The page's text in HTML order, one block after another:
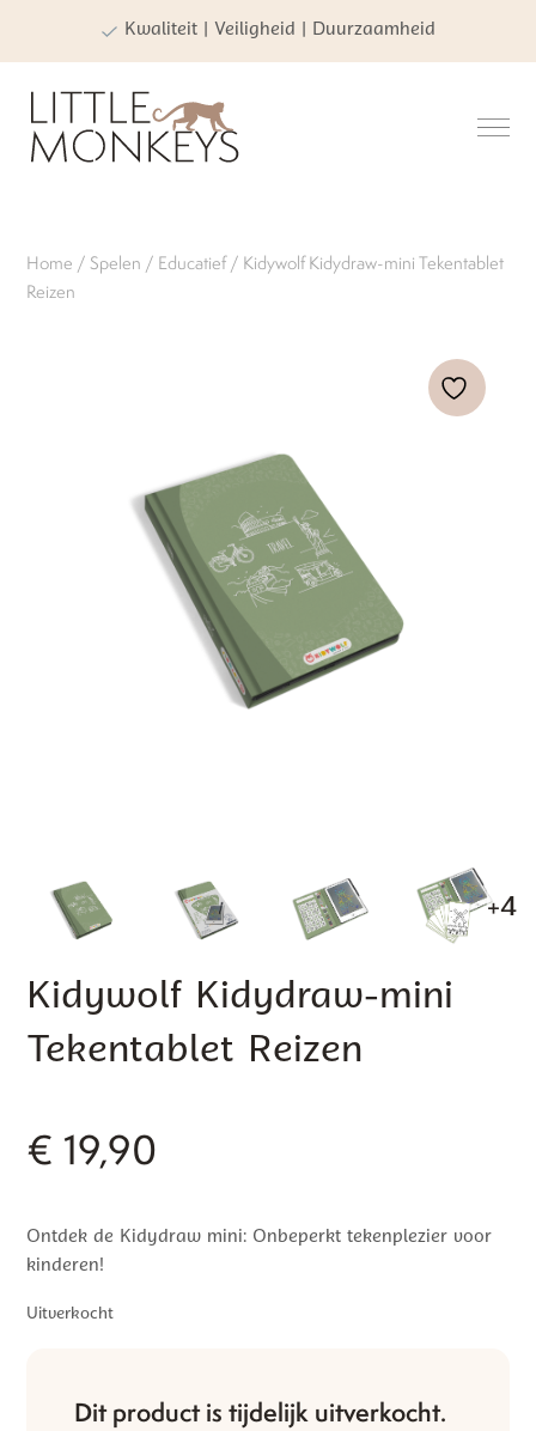
Kwaliteit | Veiligheid | Duurzaamheid
Home /Spelen / Educatief/ Kidywolf Kidydraw-mini Tekentablet
Reizen
+4
Kidywolf Kidydraw-mini
Tekentablet Reizen
€ 19,90
Ontdek de Kidydraw mini: Onbeperkt tekenplezier voor
kinderen!
Uitverkocht
Dit product is tijdelijk uitverkocht.